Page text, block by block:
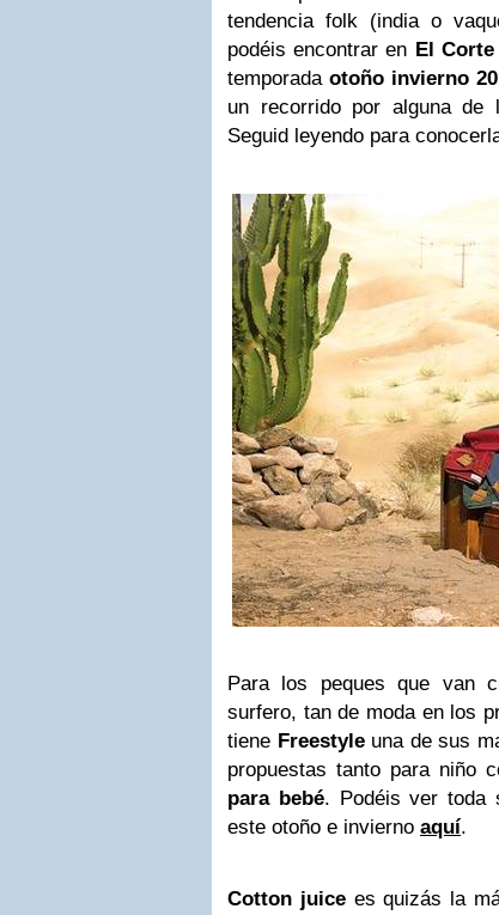
tendencia folk (india o
podéis encontrar en El
temporadaotoño invierno
un recorrido por alguna
Seguid leyendo para
Para los peques que van
surfero, tan de moda en los
tiene Freestyleuna de sus
propuestas tanto para niño
para bebé. Podéis ver toda
este otoño e invierno aquí.
Cotton juicees quizás la